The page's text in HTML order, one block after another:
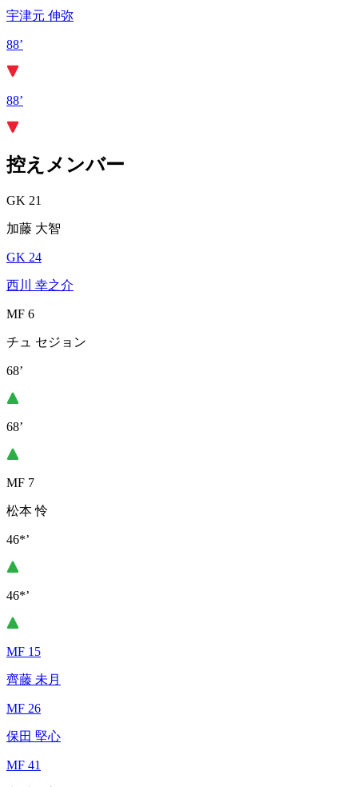
宇津元 伸弥
88’
88’
控えメンバー
GK 21
加藤 大智
GK 24
西川 幸之介
MF 6
チュ セジョン
68’
68’
MF 7
松本 怜
46*’
46*’
MF 15
齊藤 未月
MF 26
保田 堅心
MF 41